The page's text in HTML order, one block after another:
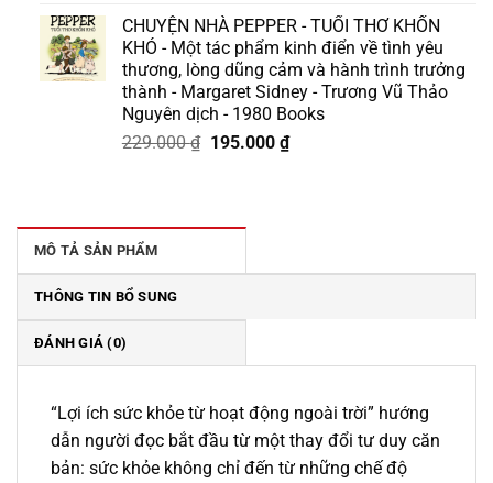
là:
175.000 ₫.
tại
là:
158.000 ₫.
CHUYỆN NHÀ PEPPER - TUỔI THƠ KHỐN
KHÓ - Một tác phẩm kinh điển về tình yêu
thương, lòng dũng cảm và hành trình trưởng
thành - Margaret Sidney - Trương Vũ Thảo
Nguyên dịch - 1980 Books
229.000₫ Giá
195.000 ₫Giá
MÔ TẢ SẢN PHẨM
THÔNG TIN BỔ SUNG
ĐÁNH GIÁ (0)
“Lợi ích sức khỏe từ hoạt động ngoài trời” hướng
dẫn người đọc bắt đầu từ một thay đổi tư duy căn
bản: sức khỏe không chỉ đến từ những chế độ